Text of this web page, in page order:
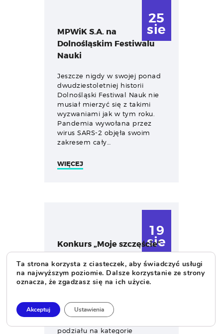
25
sie
MPWiK S.A. na
Dolnośląskim Festiwalu
Nauki
Jeszcze nigdy w swojej ponad
dwudziestoletniej historii
Dolnośląski Festiwal Nauk nie
musiał mierzyć się z takimi
wyzwaniami jak w tym roku.
Pandemia wywołana przez
wirus SARS-2 objęła swoim
zakresem cały…
WIĘCEJ
19
sie
Konkurs „Moje szczęście”
Dla kogo? Konkurs
przeznaczony jest dla
wszystkich, którzy biorą
wydarzeniach Dolnośląskiego
Festiwalu Nauki. Konkurs
podziału na kategorie
Ta strona korzysta z ciasteczek, aby świadczyć usługi
na najwyższym poziomie. Dalsze korzystanie ze strony
oznacza, że zgadzasz się na ich użycie.
Akceptuj Ustawienia